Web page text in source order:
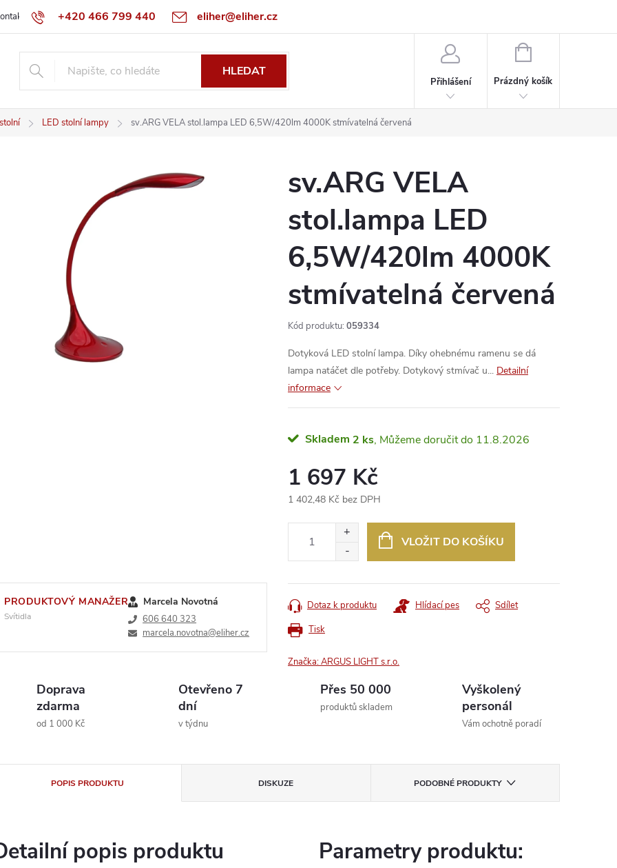
+420 466 799 440 eliher@eliher.cz
Obchodní podmínky Reklamační řád Specialista na Bordeaux
HLEDAT
Přihlášení
NÁKUPNÍ
Prázdný košík
LED stolní lampy sv.ARG VELA stol.lampa LED 6,5W/420lm 4000K stmívatelná červená
PRODUKTOVÝ MANAŽER
Svítidla
Marcela Novotná
606 640 323
marcela.novotna@eliher.cz
sv.ARG VELA
stol.lampa LED
6,5W/420lm 4000K
stmívatelná červená
Kód produktu: 059334
Dotyková LED stolní lampa. Díky ohebnému ramenu se dá
lampa natáčet dle potřeby. Dotykový stmívač u... Detailní
informace
Skladem 2 ks 11.8.2026
1 697 Kč
1 402,48 Kč bez DPH
VLOŽIT DO KOŠÍKU
Tisk
Dotaz k produktu Hlídací pes Sdílet
Značka:ARGUS LIGHT s.r.o.
Doprava
zdarma
od 1 000 Kč
Otevřeno 7
dní
v týdnu
Přes 50 000
produktů skladem
Vyškolený
personál
Vám ochotně poradí
POPIS PRODUKTU DISKUZE PODOBNÉ PRODUKTY
popis produktu Parametry produktu: